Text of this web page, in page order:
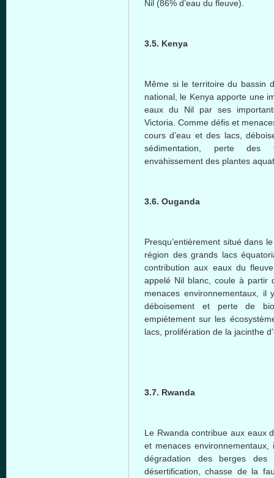
Nil (86% d’eau du fleuve).
3.5. Kenya
Même si le territoire du bassin
national, le Kenya apporte une
eaux du Nil par ses
Victoria. Comme défis et
cours d’eau et des lacs,
sédimentation, perte des
envahissement des plantes
3.6. Ouganda
Presqu’entièrement situé dans
région des grands lacs
contribution aux eaux du
appelé Nil blanc, coule à partir
menaces environnementaux,
déboisement et perte de
empiétement sur les
lacs, prolifération de la jacinthe
3.7. Rwanda
Le Rwanda contribue aux eaux
et menaces
dégradation des berges
désertification, chasse de la